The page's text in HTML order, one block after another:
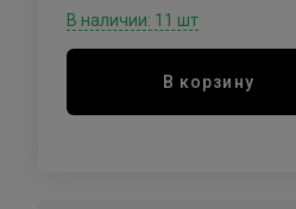
В наличии: 11 шт
В корзину